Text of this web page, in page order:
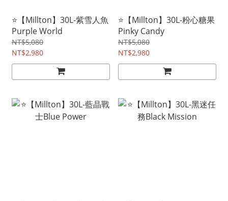
⭐【Millton】30L-紫雪人魚
Purple World
NT$5,080
NT$2,980
⭐【Millton】30L-粉心糖果
Pinky Candy
NT$5,080
NT$2,980